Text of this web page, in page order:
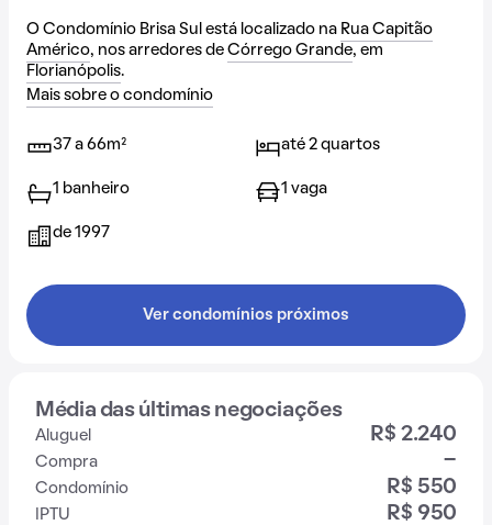
O Condomínio Brisa Sul está localizado na Rua Capitão
Américo, nos arredores de Córrego Grande, em
Florianópolis.
Mais sobre o condomínio
37 a 66m² até 2 quartos
1 banheiro 1 vaga
de 1997
Ver condomínios próximos
Média das últimas negociações
Aluguel R$ 2.240
Compra -
Condomínio R$ 550
IPTU R$ 950